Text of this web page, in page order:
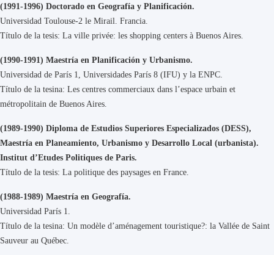
(1991-1996) Doctorado en Geografía y Planificación.
Universidad Toulouse-2 le Mirail. Francia.
Título de la tesis: La ville privée: les shopping centers à Buenos Aires.
(1990-1991) Maestría en Planificación y Urbanismo.
Universidad de París 1, Universidades París 8 (IFU) y la ENPC.
Título de la tesina: Les centres commerciaux dans l’espace urbain et
métropolitain de Buenos Aires.
(1989-1990) Diploma de Estudios Superiores Especializados (DESS),
Maestría en Planeamiento, Urbanismo y Desarrollo Local (urbanista).
Institut d’Etudes Politiques de Paris.
Título de la tesis: La politique des paysages en France.
(1988-1989) Maestría en Geografía.
Universidad París 1.
Título de la tesina: Un modèle d’aménagement touristique?: la Vallée de Saint
Sauveur au Québec.